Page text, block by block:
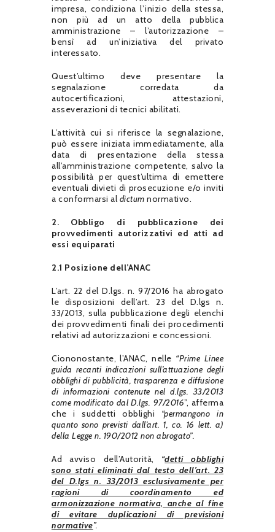
impresa, condiziona l’inizio della stessa,
non più ad un atto della pubblica
amministrazione – l’autorizzazione –
bensì ad un’iniziativa del privato
interessato.
Quest’ultimo deve presentare la
segnalazione corredata da
autocertificazioni, attestazioni,
asseverazioni di tecnici abilitati.
L’attività cui si riferisce la segnalazione,
può essere iniziata immediatamente, alla
data di presentazione della stessa
all’amministrazione competente, salvo la
possibilità per quest’ultima di emettere
eventuali divieti di prosecuzione e/o inviti
a conformarsi al dictum normativo.
2. Obbligo di pubblicazione dei
provvedimenti autorizzativi ed atti ad
essi equiparati
2.1 Posizione dell’ANAC
L’art. 22 del D.lgs. n. 97/2016 ha abrogato
le disposizioni dell’art. 23 del D.lgs n.
33/2013, sulla pubblicazione degli elenchi
dei provvedimenti finali dei procedimenti
relativi ad autorizzazioni e concessioni.
Ciononostante, l’ANAC, nelle “Prime Linee
guida recanti indicazioni sull’attuazione degli
obblighi di pubblicità, trasparenza e diffusione
di informazioni contenute nel d.lgs. 33/2013
come modificato dal D.lgs. 97/2016”, afferma
che i suddetti obblighi “permangono in
quanto sono previsti dall’art. 1, co. 16 lett. a)
della Legge n. 190/2012 non abrogato”.
Ad avviso dell’Autorità, “detti obblighi
sono stati eliminati dal testo dell’art. 23
del D.lgs n. 33/2013 esclusivamente per
ragioni di coordinamento ed
armonizzazione normativa, anche al fine
di evitare duplicazioni di previsioni
normative”.